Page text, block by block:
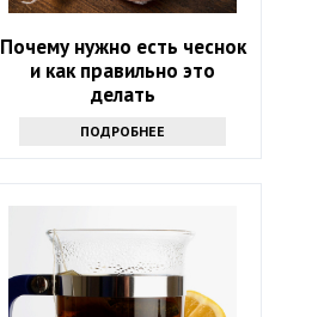
Почему нужно есть чеснок
и как правильно это
делать
ПОДРОБНЕЕ